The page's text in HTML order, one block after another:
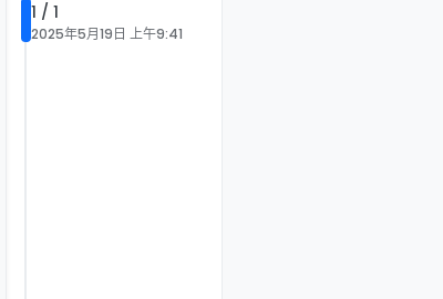
1 / 1
2025年5月19日 上午9:41